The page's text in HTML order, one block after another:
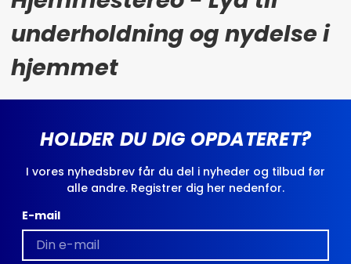
underholdning og nydelse i
hjemmet
HOLDER DU DIG OPDATERET?
I vores nyhedsbrev får du del i nyheder og tilbud før
alle andre. Registrer dig her nedenfor.
E-mail